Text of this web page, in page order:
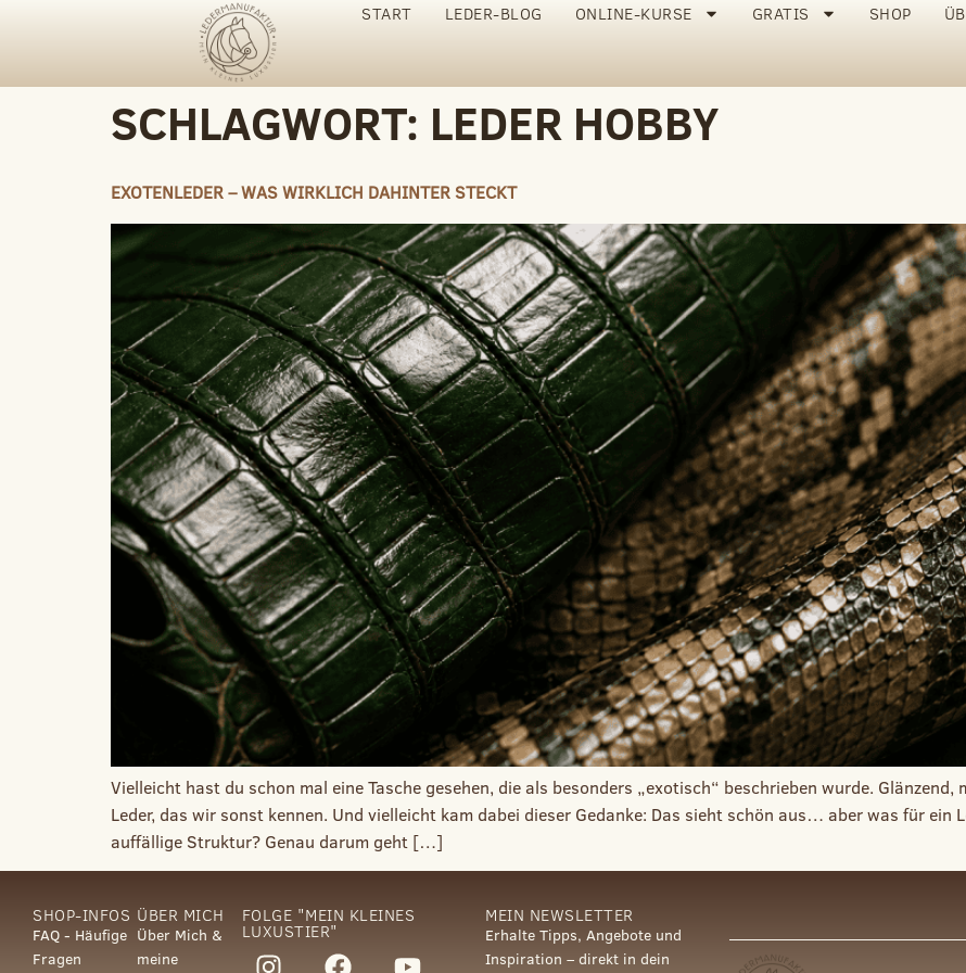
START LEDER-BLOG ONLINE-KURSE GRATIS SHOP
SCHLAGWORT: LEDER HOBBY
EXOTENLEDER – WAS WIRKLICH DAHINTER STECKT
Vielleicht hast du schon mal eine Tasche gesehen, die als besonders „exotisch“ beschrieben wurde.
Leder, das wir sonst kennen. Und vielleicht kam dabei dieser Gedanke: Das sieht schön aus… aber was für ein
auffällige Struktur? Genau darum geht […]
SHOP-INFOS
FAQ - Häufige
Fragen
ÜBER MICH
Über Mich &
meine
FOLGE "MEIN KLEINES
LUXUSTIER"
MEIN NEWSLETTER
Erhalte Tipps, Angebote und
Inspiration – direkt in dein